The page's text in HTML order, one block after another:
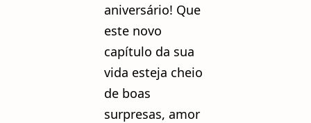
aniversário! Que
este novo
capítulo da sua
vida esteja cheio
de boas
surpresas, amor